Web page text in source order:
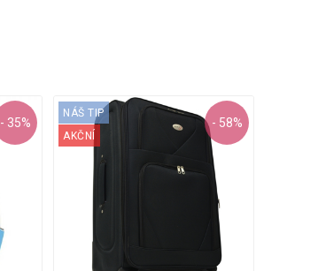
- 35% - 58%
NÁŠ TIP
AKČNÍ